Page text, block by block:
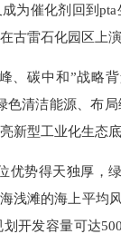
成为催化剂回到
古雷石化园区上演
碳中和”战略背
色清洁能源、布
新型工业化生态底
势得天独厚，绿
浅滩的海上平均
开发容量可达